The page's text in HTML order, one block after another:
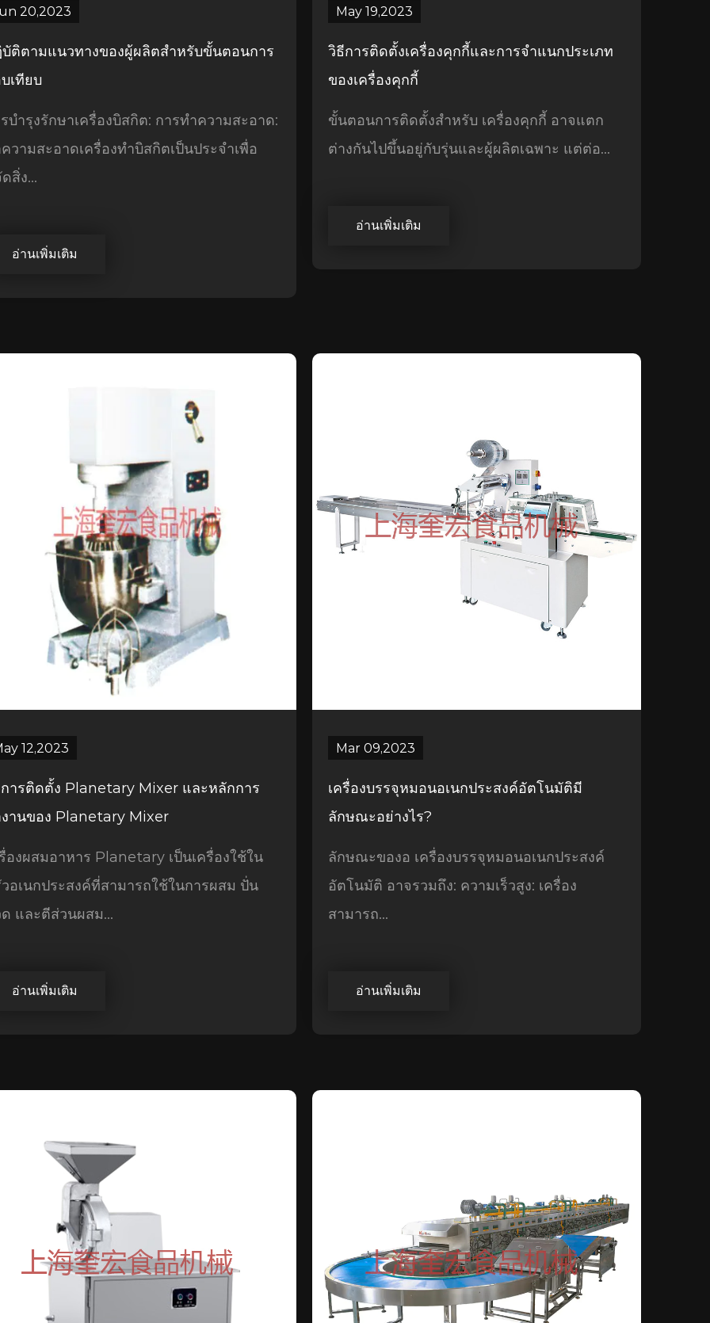
20,2023
ติตามแนวทางของผู้ผลิตสำหรับขั้นตอนการ
เทียบ
บำรุงรักษาเครื่องบิสกิต: การทำความสะอาด:
วามสะอาดเครื่องทำบิสกิตเป็นประจำเพื่อ
สิ่ง...
อ่านเพิ่มเติม
May 19,2023
วิธีการติดตั้งเครื่องคุกกี้และการจำแนกประเภท
ของเครื่องคุกกี้
ขั้นตอนการติดตั้งสำหรับ เครื่องคุกกี้ อาจแตก
ต่างกันไปขึ้นอยู่กับรุ่นและผู้ผลิตเฉพาะ แต่ต่อ...
อ่านเพิ่มเติม
12,2023
ารติดตั้ง Planetary Mixer และหลักการ
านของ Planetary Mixer
องผสมอาหาร Planetary เป็นเครื่องใช้ใน
อเนกประสงค์ที่สามารถใช้ในการผสม ปั่น
และตีส่วนผสม...
อ่านเพิ่มเติม
Mar 09,2023
เครื่องบรรจุหมอนอเนกประสงค์อัตโนมัติมี
ลักษณะอย่างไร?
ลักษณะของอ เครื่องบรรจุหมอนอเนกประสงค์
อัตโนมัติ อาจรวมถึง: ความเร็วสูง: เครื่อง
สามารถ...
อ่านเพิ่มเติม